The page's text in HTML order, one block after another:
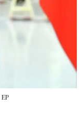
EP